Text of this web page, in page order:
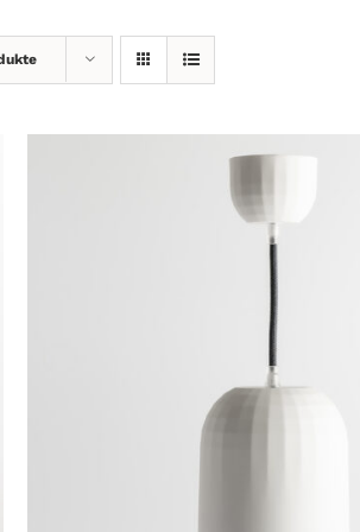
IN DEN WARENKORB